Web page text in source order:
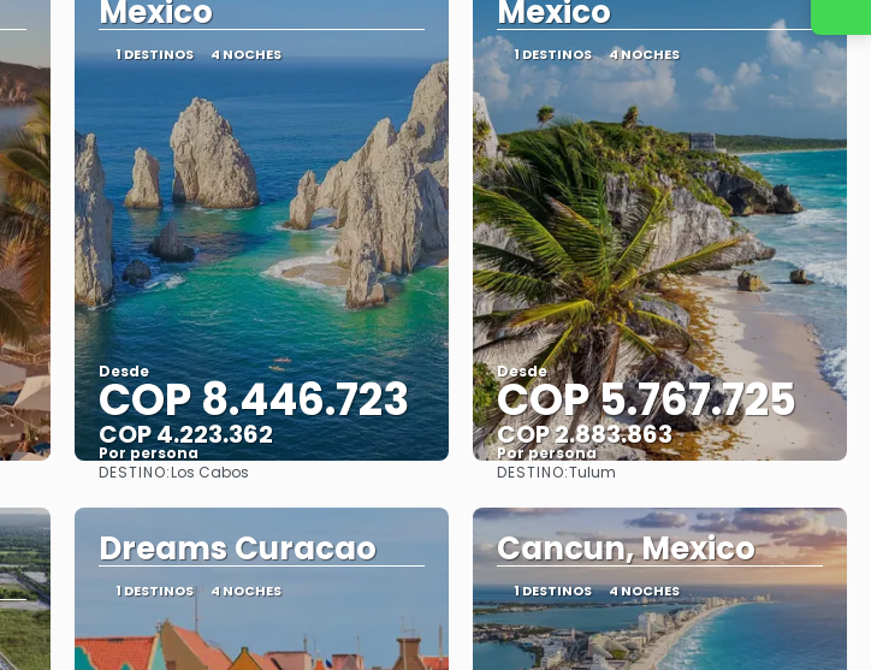
Mexico
1 DESTINOS 4 NOCHES
Desde
COP 8.446.723
COP 4.223.362
Por persona
DESTINO:Los Cabos
Mexico
1 DESTINOS 4 NOCHES
Desde
COP 5.767.725
COP 2.883.863
Por persona
DESTINO:Tulum
Dreams Curacao
1 DESTINOS 4 NOCHES
Cancun, Mexico
1 DESTINOS 4 NOCHES